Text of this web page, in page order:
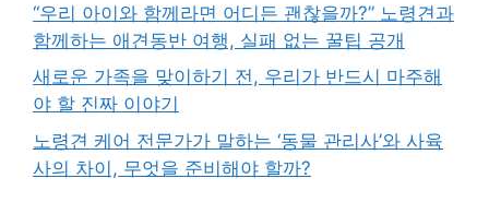
“우리 아이와 함께라면 어디든 괜찮을까?” 노령견과
함께하는 애견동반 여행, 실패 없는 꿀팁 공개
새로운 가족을 맞이하기 전, 우리가 반드시 마주해
야 할 진짜 이야기
노령견 케어 전문가가 말하는 ‘동물 관리사’와 사육
사의 차이, 무엇을 준비해야 할까?